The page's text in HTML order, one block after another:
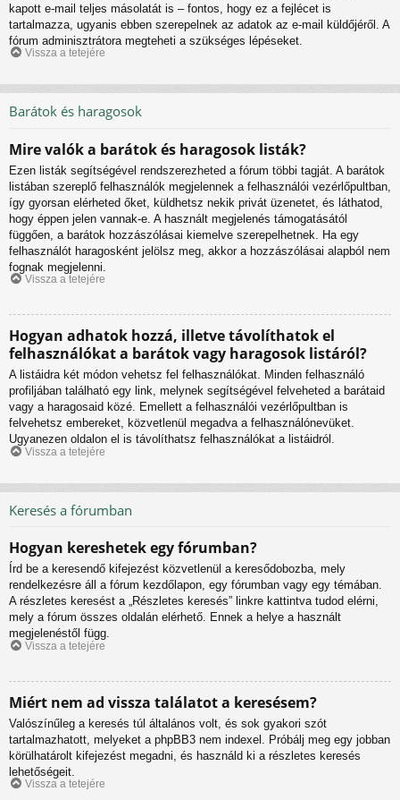
kapott e-mail teljes másolatát is – fontos, hogy ez a fejlécet is
tartalmazza, ugyanis ebben szerepelnek az adatok az e-mail küldőjéről. A
fórum adminisztrátora megteheti a szükséges lépéseket.
Vissza a tetejére
Barátok és haragosok
Mire valók a barátok és haragosok listák?
Ezen listák segítségével rendszerezheted a fórum többi tagját. A barátok
listában szereplő felhasználók megjelennek a felhasználói vezérlőpultban,
így gyorsan elérheted őket, küldhetsz nekik privát üzenetet, és láthatod,
hogy éppen jelen vannak-e. A használt megjelenés támogatásától
függően, a barátok hozzászólásai kiemelve szerepelhetnek. Ha egy
felhasználót haragosként jelölsz meg, akkor a hozzászólásai alapból nem
fognak megjelenni.
Vissza a tetejére
Hogyan adhatok hozzá, illetve távolíthatok el
felhasználókat a barátok vagy haragosok listáról?
A listáidra két módon vehetsz fel felhasználókat. Minden felhasználó
profiljában található egy link, melynek segítségével felveheted a barátaid
vagy a haragosaid közé. Emellett a felhasználói vezérlőpultban is
felvehetsz embereket, közvetlenül megadva a felhasználónevüket.
Ugyanezen oldalon el is távolíthatsz felhasználókat a listáidról.
Vissza a tetejére
Keresés a fórumban
Hogyan kereshetek egy fórumban?
Írd be a keresendő kifejezést közvetlenül a keresődobozba, mely
rendelkezésre áll a fórum kezdőlapon, egy fórumban vagy egy témában.
A részletes keresést a „Részletes keresés” linkre kattintva tudod elérni,
mely a fórum összes oldalán elérhető. Ennek a helye a használt
megjelenéstől függ.
Vissza a tetejére
Miért nem ad vissza találatot a keresésem?
Valószínűleg a keresés túl általános volt, és sok gyakori szót
tartalmazhatott, melyeket a phpBB3 nem indexel. Próbálj meg egy jobban
körülhatárolt kifejezést megadni, és használd ki a részletes keresés
lehetőségeit.
Vissza a tetejére